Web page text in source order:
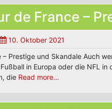
de France –
10. Oktober 2021
– Prestige und Skandale Auch
in Europa oder die NFL
die Read more…